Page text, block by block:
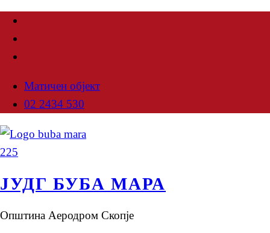
Матичен објект
02 2434 530
ЈУДГ БУБА МАРА
Општина Аеродром Скопје